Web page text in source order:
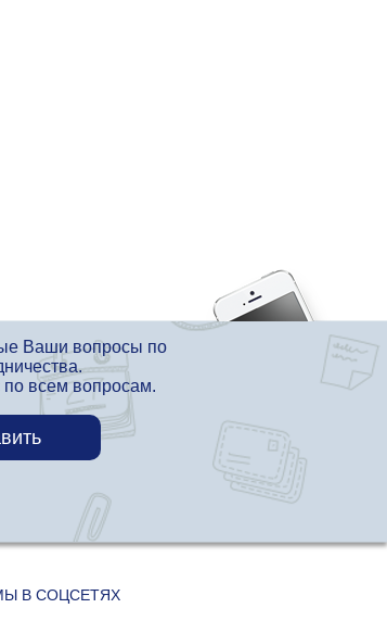
Ваши вопросы по
по всем вопросам.
В СОЦСЕТЯХ